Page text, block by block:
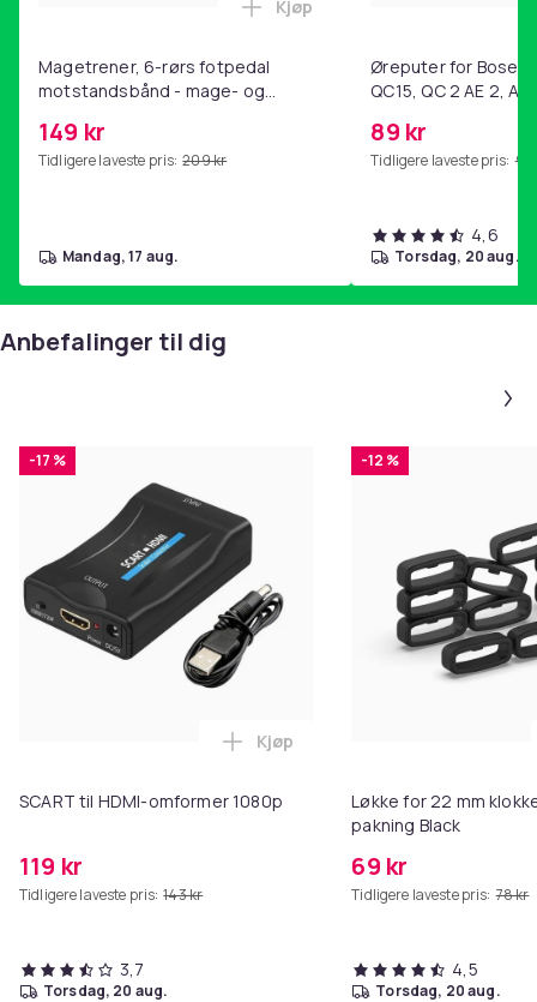
Magetrener, 6-rørs fotpedal
motstandsbånd - mage- og
hjemmegymnastikk Purple
149 kr
Tidligere laveste pris: 209 kr
Legg Magetrener, 6-rørs
Kjøp
mandag, 17 aug.
Øreputer for Bose
QC15, QC 2 AE 2, AE
89 kr
Tidligere laveste pris: 99
4,6
torsdag, 20 aug.
Anbefalinger til dig
-17 %
SCART til HDMI-omformer 1080p
119 kr
Tidligere laveste pris: 143 kr
Legg SCART til HDMI-omformer
Kjøp
3,7
torsdag, 20 aug.
-12 %
Løkke for 22 mm
pakning Black
69 kr
Tidligere laveste pris: 78 kr
4,5
torsdag, 20 aug.